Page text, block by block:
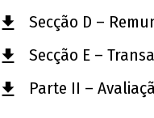
Secção D –
Secção E –
Parte II –